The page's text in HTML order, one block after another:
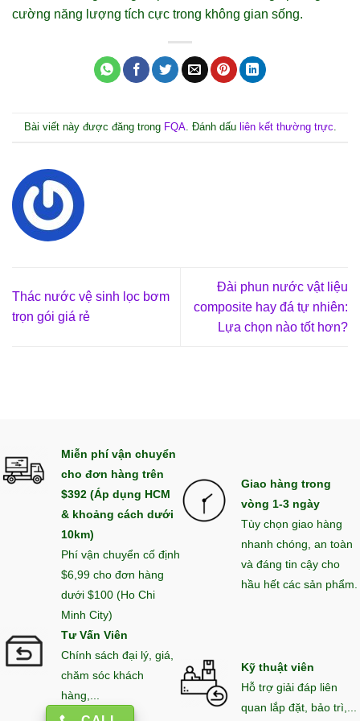
cường năng lượng tích cực trong không gian sống.
Bài viết này được đăng trong FQA. Đánh dấu liên kết thường trực
Thác nước vệ sinh lọc bơm
trọn gói giá rẻ
Đài phun nước vật liệu
composite hay đá tự nhiên:
Lựa chọn nào tốt hơn?
Miễn phí vận chuyển
cho đơn hàng trên
$392 (Áp dụng HCM
& khoảng cách dưới
10km)
Phí vận chuyển cố định
$6,99 cho đơn hàng
dưới $100 (Ho Chi
Minh City)
Giao hàng trong
vòng 1-3 ngày
Tùy chọn giao hàng
nhanh chóng, an toàn
và đáng tin cậy cho
hầu hết các sản phẩm.
Tư Vấn Viên
Chính sách đại lý, giá,
chăm sóc khách
hàng,...
Kỹ thuật viên
Hỗ trợ giải đáp liên
quan lắp đặt, bảo trì,...